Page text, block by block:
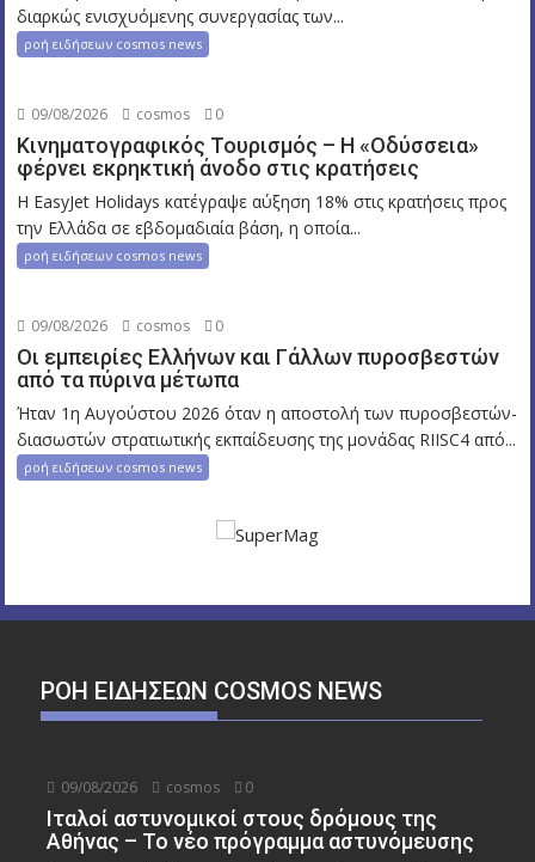
διαρκώς ενισχυόμενης συνεργασίας των...
ροή ειδήσεων cosmos news
09/08/2026 cosmos 0
Κινηματογραφικός Τουρισμός – Η «Οδύσσεια»
φέρνει εκρηκτική άνοδο στις κρατήσεις
Η EasyJet Holidays κατέγραψε αύξηση 18% στις κρατήσεις προς
την Ελλάδα σε εβδομαδιαία βάση, η οποία...
ροή ειδήσεων cosmos news
09/08/2026 cosmos 0
Οι εμπειρίες Ελλήνων και Γάλλων πυροσβεστών
από τα πύρινα μέτωπα
Ήταν 1η Αυγούστου 2026 όταν η αποστολή των πυροσβεστών-
διασωστών στρατιωτικής εκπαίδευσης της μονάδας RIISC4 από...
ροή ειδήσεων cosmos news
ΡΟΉ ΕΙΔΉΣΕΩΝ COSMOS NEWS
09/08/2026 cosmos 0
Ιταλοί αστυνομικοί στους δρόμους της
Αθήνας – Το νέο πρόγραμμα αστυνόμευσης